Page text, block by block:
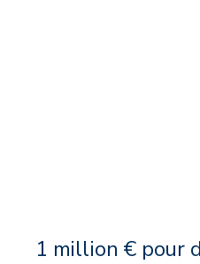
1 million € pour